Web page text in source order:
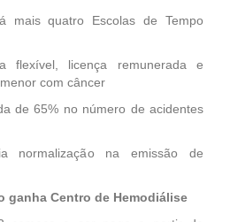
mais quatro Escolas de Tempo
flexível, licença remunerada e
com câncer
de 65% no número de acidentes
normalização na emissão de
ganha Centro de Hemodiálise